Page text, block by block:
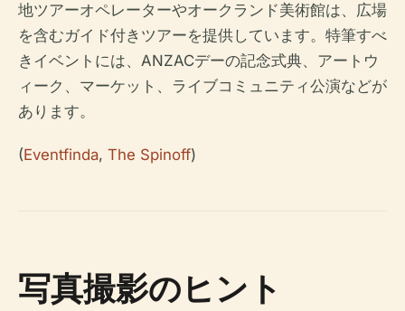
地ツアーオペレーターやオークランド美術館は、広場
を含むガイド付きツアーを提供しています。特筆すべ
きイベントには、ANZACデーの記念式典、アートウ
ィーク、マーケット、ライブコミュニティ公演などが
あります。
(Eventfinda, The Spinoff)
写真撮影のヒント